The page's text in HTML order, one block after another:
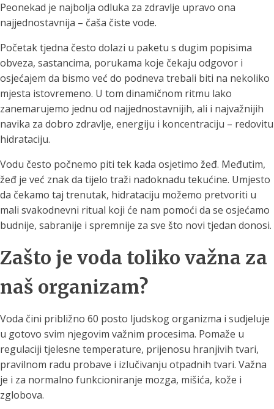
Peonekad je najbolja odluka za zdravlje upravo ona
najjednostavnija – čaša čiste vode.
Početak tjedna često dolazi u paketu s dugim popisima
obveza, sastancima, porukama koje čekaju odgovor i
osjećajem da bismo već do podneva trebali biti na nekoliko
mjesta istovremeno. U tom dinamičnom ritmu lako
zanemarujemo jednu od najjednostavnijih, ali i najvažnijih
navika za dobro zdravlje, energiju i koncentraciju – redovitu
hidrataciju.
Vodu često počnemo piti tek kada osjetimo žeđ. Međutim,
žeđ je već znak da tijelo traži nadoknadu tekućine. Umjesto
da čekamo taj trenutak, hidrataciju možemo pretvoriti u
mali svakodnevni ritual koji će nam pomoći da se osjećamo
budnije, sabranije i spremnije za sve što novi tjedan donosi.
Zašto je voda toliko važna za
naš organizam?
Voda čini približno 60 posto ljudskog organizma i sudjeluje
u gotovo svim njegovim važnim procesima. Pomaže u
regulaciji tjelesne temperature, prijenosu hranjivih tvari,
pravilnom radu probave i izlučivanju otpadnih tvari. Važna
je i za normalno funkcioniranje mozga, mišića, kože i
zglobova.